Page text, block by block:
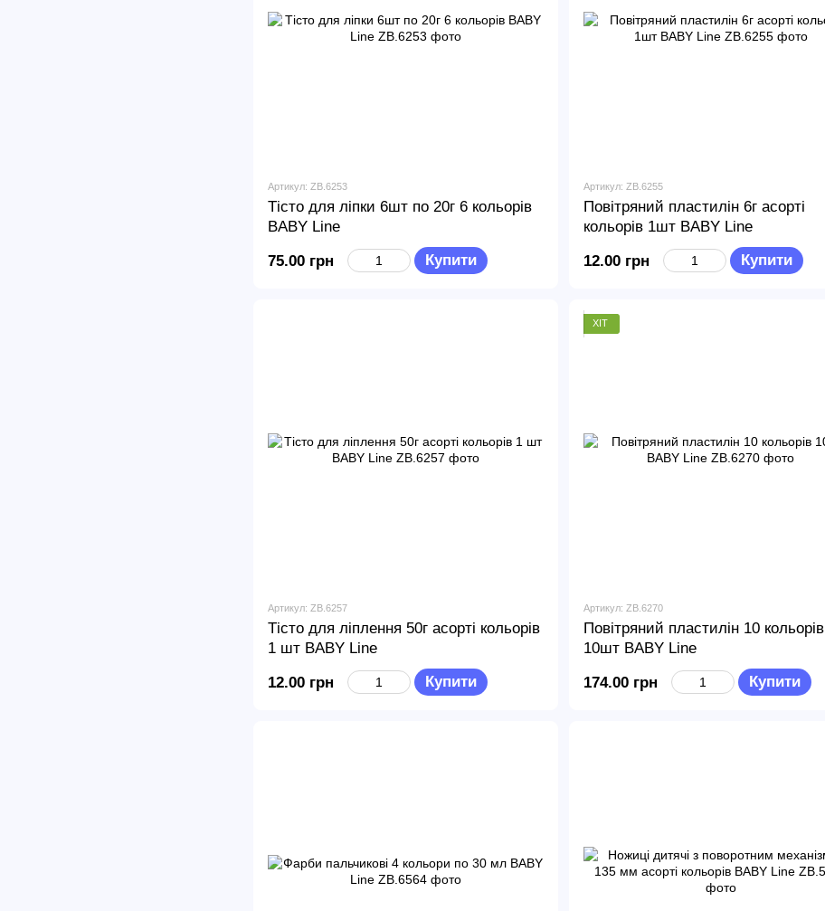
Артикул: ZB.6253
Тісто для ліпки 6шт по 20г 6 кольорів
BABY Line
75.00 грн Купити
Артикул: ZB.6255
Повітряний пластилін 6г асорті
кольорів 1шт BABY Line
12.00 грн Купити
Артикул: ZB.6257
Тісто для ліплення 50г асорті кольорів
1 шт BABY Line
12.00 грн Купити
ХІТ
Артикул: ZB.6270
Повітряний пластилін 10 кольорів
10шт BABY Line
174.00 грн Купити